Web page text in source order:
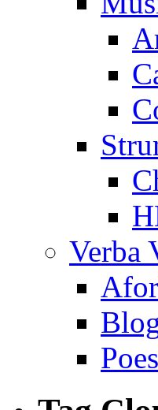
Verba